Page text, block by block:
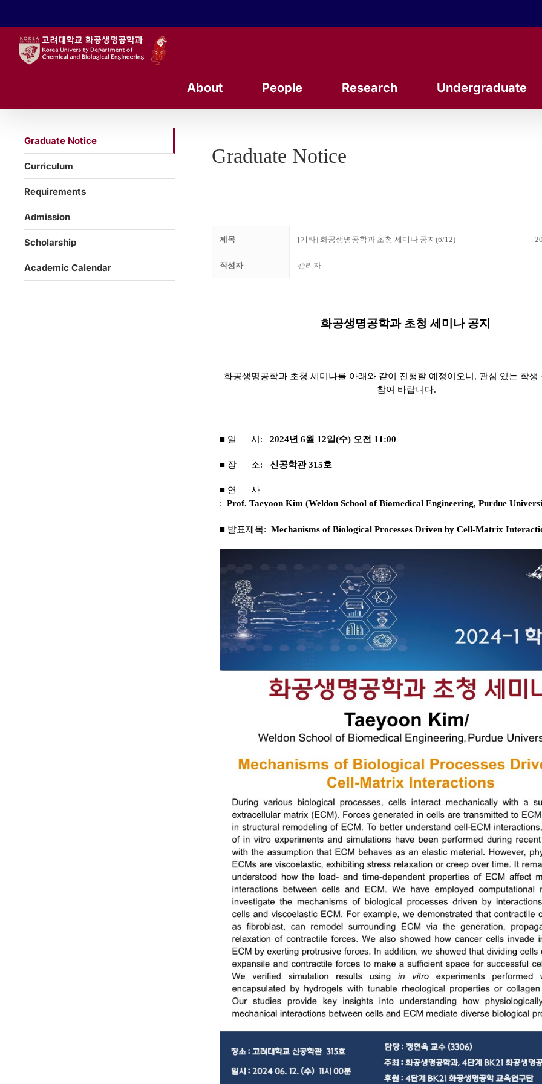
About People Research Undergraduate
Graduate Notice
제목 [기타] 화공생명공학과 초청 세미나 공지(6/12)
작성자 관리자
화공생명공학과 초청 세미나 공지
화공생명공학과 초청 세미나를 아래와 같이 진행할 예정이오니, 관심 있는 학생
참여 바랍니다.
■ 일 시: 2024년 6월 12일(수) 오전 11:00
■장 소: 신공학관 315호
■ 연 사
: Prof. Taeyoon Kim (Weldon School ofBiomedical Engineering, Purdue
■ 발표제목: Mechanisms of Biological Processes Driven by Cell-Matrix
Graduate Notice
Curriculum
Requirements
Admission
Scholarship
Academic Calendar